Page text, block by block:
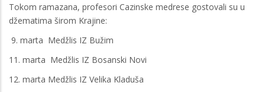
Tokom ramazana, profesori Cazinske medrese gostovali su u
džematima širom Krajine:
9. marta Medžlis IZ Bužim
11. marta Medžlis IZ Bosanski Novi
12. marta Medžlis IZ Velika Kladuša